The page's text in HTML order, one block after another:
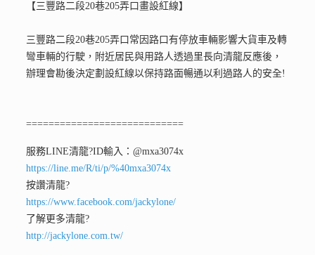
【三豐路二段20巷205弄口畫設紅線】
三豐路二段20巷205弄口常因路口有停放車輛影響大貨車及轉
彎車輛的行駛，附近居民與用路人透過里長向清龍反應後，
辦理會勘後決定劃設紅線以保持路面暢通以利過路人的安全!
============================
服務LINE清龍?ID輸入：@mxa3074x
https://line.me/R/ti/p/%40mxa3074x
按讚清龍?
https://www.facebook.com/jackylone/
了解更多清龍?
http://jackylone.com.tw/